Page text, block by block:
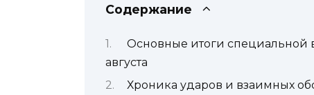
Содержание
Основные итоги специальной
августа
Хроника ударов и взаимных